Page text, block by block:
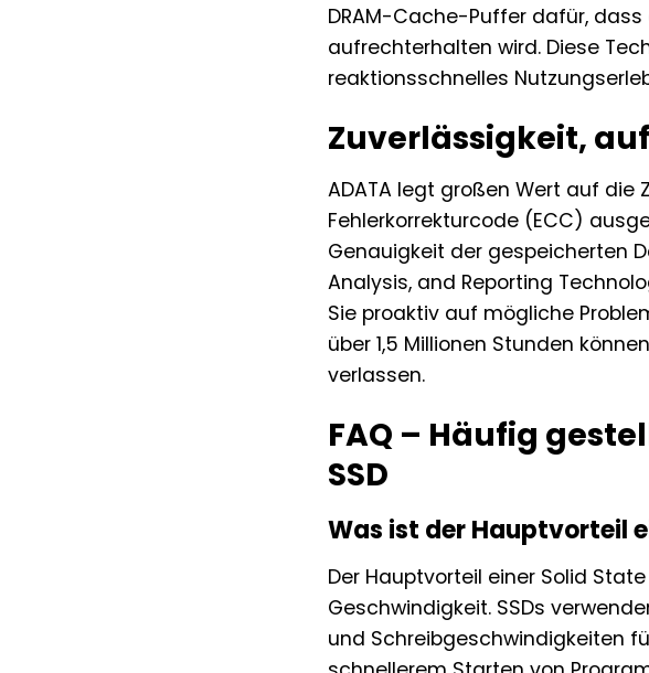
DRAM-Cache-Puffer dafür,
aufrechterhalten wird. Diese
reaktionsschnelles
Zuverlässigkeit,
ADATA legt großen Wert auf die
Fehlerkorrekturcode (ECC)
Genauigkeit der gespeicherten
Analysis, and Reporting
Sie proaktiv auf mögliche
über 1,5 Millionen Stunden
verlassen.
FAQ – Häufig
SSD
Was ist der Hauptvorteil
Der Hauptvorteil einer Solid
Geschwindigkeit. SSDs
und Schreibgeschwindigkeiten